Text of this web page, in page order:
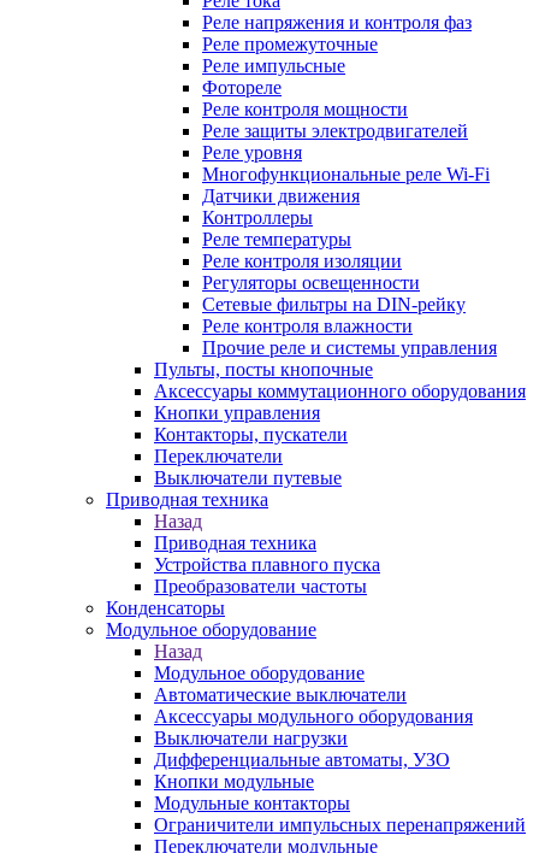
Реле напряжения и контроля фаз
Реле промежуточные
Реле импульсные
Фотореле
Реле контроля мощности
Реле защиты электродвигателей
Реле уровня
Многофункциональные реле Wi-Fi
Датчики движения
Контроллеры
Реле температуры
Реле контроля изоляции
Регуляторы освещенности
Сетевые фильтры на DIN-рейку
Реле контроля влажности
Прочие реле и системы управления
Пульты, посты кнопочные
Аксессуары коммутационного оборудования
Кнопки управления
Контакторы, пускатели
Переключатели
Выключатели путевые
Приводная техника
Назад
Приводная техника
Устройства плавного пуска
Преобразователи частоты
Конденсаторы
Модульное оборудование
Назад
Модульное оборудование
Автоматические выключатели
Аксессуары модульного оборудования
Выключатели нагрузки
Дифференциальные автоматы, УЗО
Кнопки модульные
Модульные контакторы
Ограничители импульсных перенапряжений
Переключатели модульные